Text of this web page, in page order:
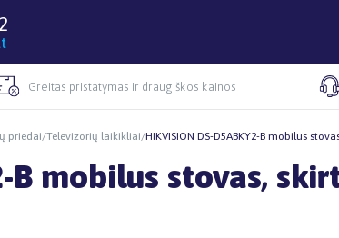
Greitas pristatymas ir draugiškos kainos
priedai/Televizorių laikikliai/HIKVISION DS-D5ABKY2-B mobilus
B mobilus stovas,